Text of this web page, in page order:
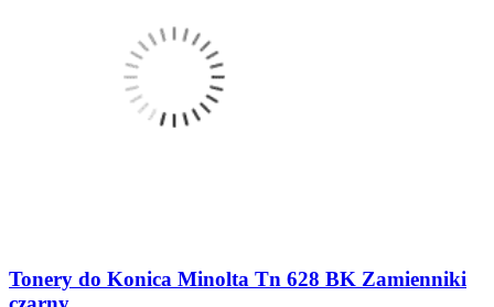
Tonery do Konica Minolta Tn 628 BK Zamienniki